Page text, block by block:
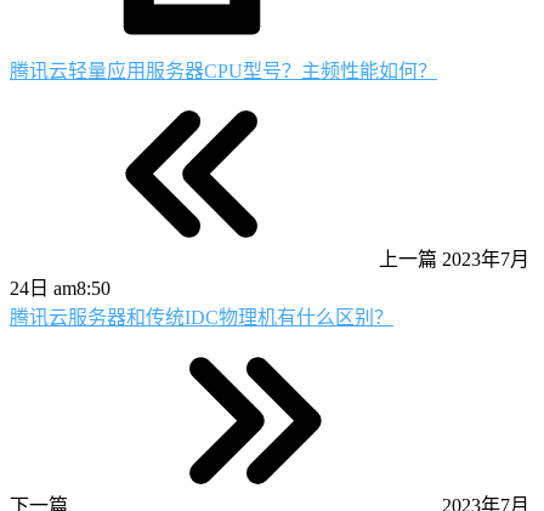
腾讯云轻量应用服务器CPU型号？主频性能如何？
上一篇 2023年7月
24日 am8:50
腾讯云服务器和传统IDC物理机有什么区别？
下一篇
2023年7月